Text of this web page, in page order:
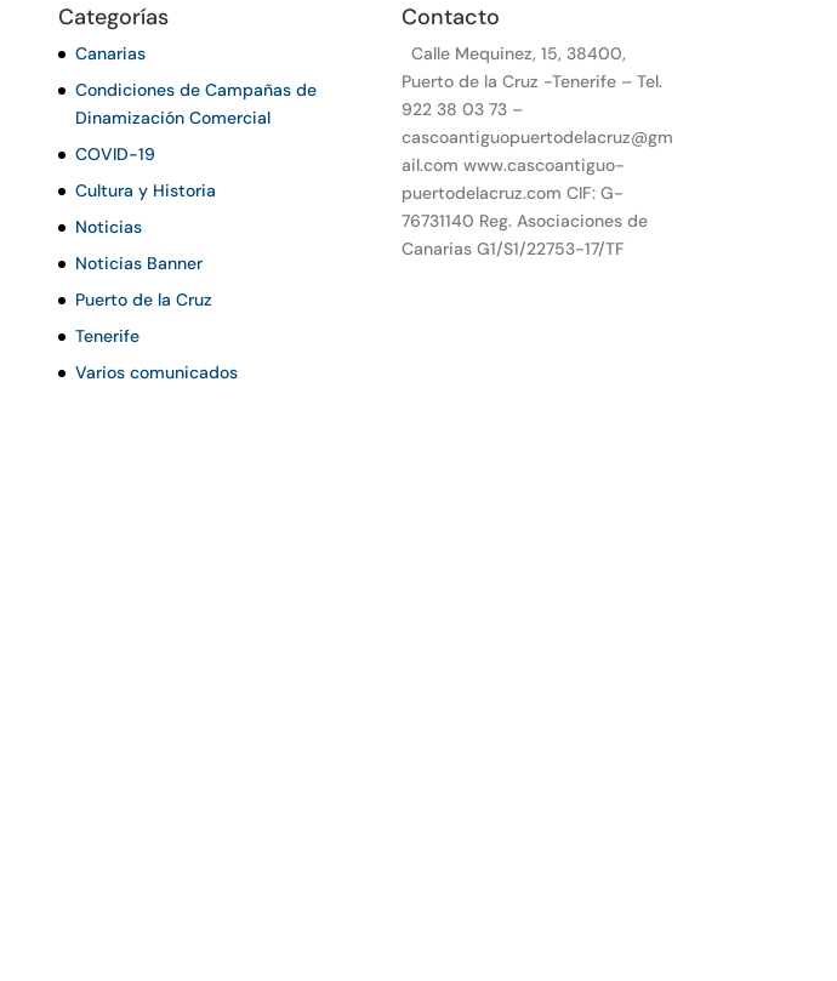
Categorías
Canarias
Condiciones de Campañas de
Dinamización Comercial
COVID-19
Cultura y Historia
Noticias
Noticias Banner
Puerto de la Cruz
Tenerife
Varios comunicados
Contacto
Calle Mequinez, 15, 38400,
Puerto de la Cruz -Tenerife – Tel.
922 38 03 73 –
cascoantiguopuertodelacruz@gm
ail.com www.cascoantiguo-
puertodelacruz.com CIF: G-
76731140 Reg. Asociaciones de
Canarias G1/S1/22753-17/TF